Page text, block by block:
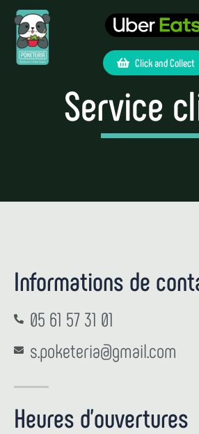
Click and Collect
Service
Informations de
05 61 57 31 01
s.poketeria@gmail.com
Heures d'ouvertures